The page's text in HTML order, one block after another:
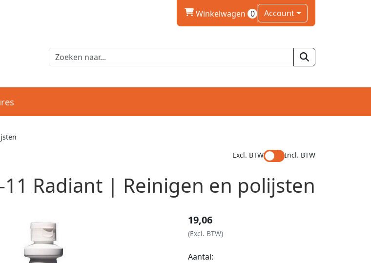
winkelwagen
Winkelwagen 0 Account
Excl. BTW
Incl. BTW
11 Radiant | Reinigen en polijsten
19,06
(Excl. BTW)
Aantal: